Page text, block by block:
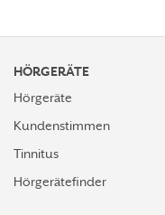
HÖRGERÄTE
Hörgeräte
Kundenstimmen
Tinnitus
Hörgerätefinder